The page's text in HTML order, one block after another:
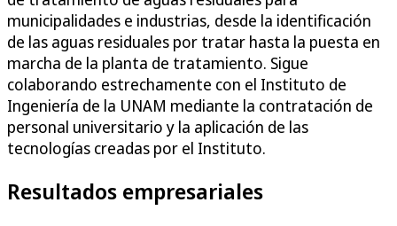
municipalidades e industrias, desde la identificación
de las aguas residuales por tratar hasta la puesta en
marcha de la planta de tratamiento. Sigue
colaborando estrechamente con el Instituto de
Ingeniería de la UNAM mediante la contratación de
personal universitario y la aplicación de las
tecnologías creadas por el Instituto.
Resultados empresariales